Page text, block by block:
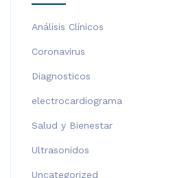
Análisis Clínicos
Coronavirus
Diagnosticos
electrocardiograma
Salud y Bienestar
Ultrasonidos
Uncategorized